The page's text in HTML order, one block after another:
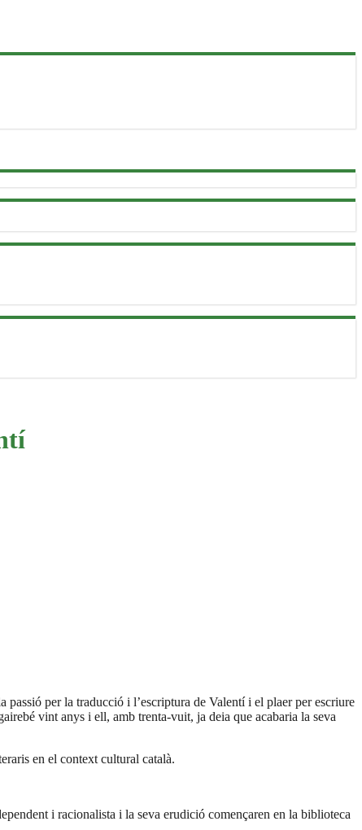
per la traducció i l’escriptura de Valentí i el plaer per escriure
vint anys i ell, amb trenta-vuit, ja deia que acabaria la seva
en el context cultural català.
i racionalista i la seva erudició començaren en la biblioteca